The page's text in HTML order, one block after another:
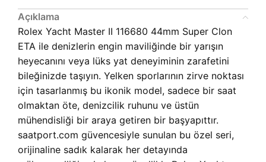
Açıklama
Rolex Yacht Master II 116680 44mm Super Clon
ETA ile denizlerin engin maviliğinde bir yarışın
heyecanını veya lüks yat deneyiminin zarafetini
bileğinizde taşıyın. Yelken sporlarının zirve noktası
için tasarlanmış bu ikonik model, sadece bir saat
olmaktan öte, denizcilik ruhunu ve üstün
mühendisliği bir araya getiren bir başyapıttır.
saatport.com güvencesiyle sunulan bu özel seri,
orijinaline sadık kalarak her detayında